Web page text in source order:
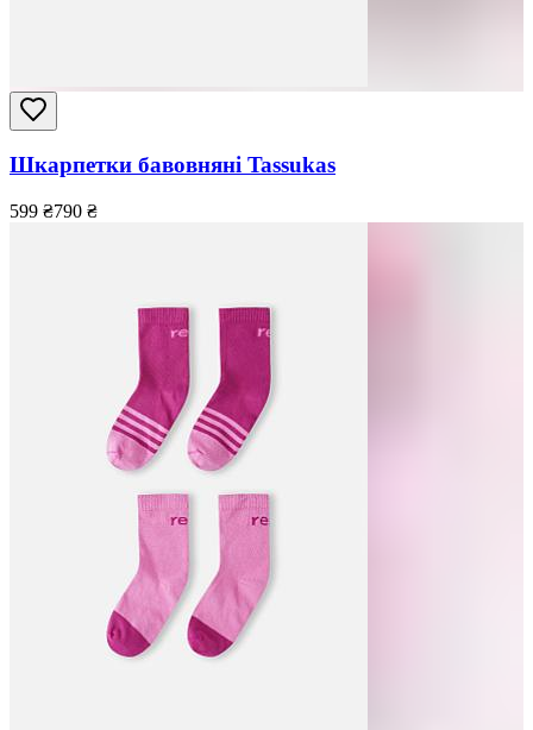
Шкарпетки бавовняні Tassukas
599 ₴790 ₴